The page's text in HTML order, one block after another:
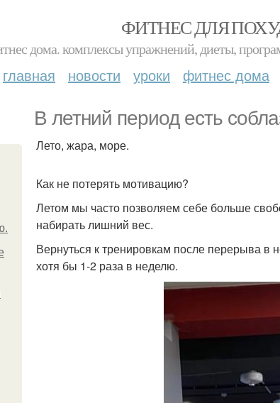
ФИТНЕС ДЛЯ
дома. комплексы упражнений, диеты,
главная новости уроки фитнес дома
В летний период есть
Лето, жара, море.
Как не потерять мотивацию?
Летом мы часто позволяем себе больше
набирать лишний вес.
Вернуться к тренировкам после перерыва в
хотя бы 1-2 раза в неделю.